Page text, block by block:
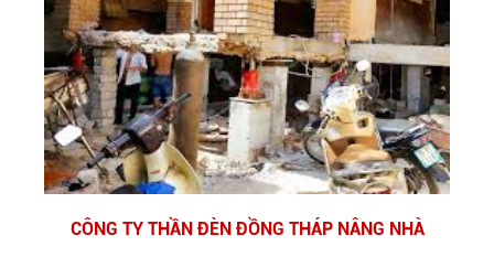
CÔNG TY THẦN ĐÈN ĐỒNG THÁP NÂNG NHÀ